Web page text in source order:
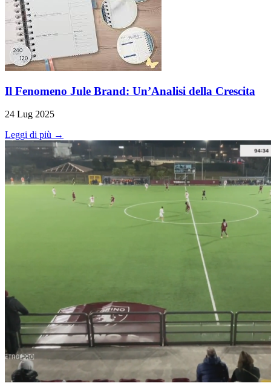
Il Fenomeno Jule Brand: Un’Analisi della Crescita
24 Lug 2025
Leggi di più →